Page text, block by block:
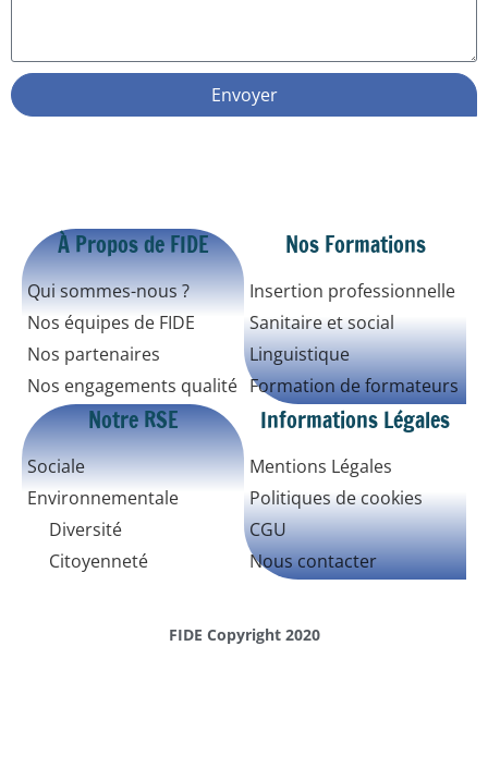
Envoyer
À Propos de FIDE
Qui sommes-nous ?
Nos équipes de FIDE
Nos partenaires
Nos engagements qualité
Nos Formations
Insertion professionnelle
Sanitaire et social
Linguistique
Formation de formateurs
Notre RSE
Sociale
Environnementale
Diversité
Citoyenneté
Informations Légales
Mentions Légales
Politiques de cookies
CGU
Nous contacter
FIDE Copyright 2020